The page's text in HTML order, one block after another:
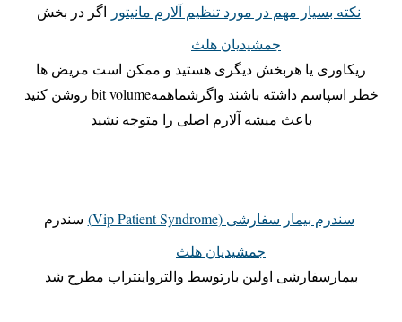
نکته بسیار مهم در مورد تنظیم آلارم مانیتور
جمشیدیان هلث
اگر در بخش
ریکاوری یا هربخش دیگری هستید و ممکن است مریض ها
خطر اسپاسم داشته باشند واگرشماهمهbit volume روشن کنید
باعث میشه آلارم اصلی را متوجه نشید
سندرم بیمار سفارشی (Vip Patient Syndrome)
جمشیدیان هلث
سندرم
بیمارسفارشی اولین بارتوسط والترواینتراب مطرح شد